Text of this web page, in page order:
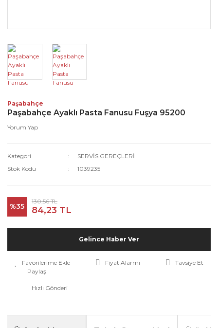
Paşabahçe
Paşabahçe Ayaklı Pasta Fanusu Fuşya 95200
Yorum Yap
Kategori
SERVİS GEREÇLERİ
Stok Kodu
1039235
%35
130,56 TL
84,23 TL
Gelince Haber Ver
Fiyat Alarmı
Tavsiye Et
Paylaş
Hızlı Gönderi